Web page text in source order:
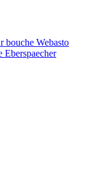
bouche Webasto
Eberspaecher